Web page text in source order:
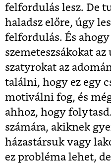
felfordulás lesz. De
haladsz előre, úgy
felfordulás. És
szemeteszsákokat
szatyrokat az
találni, hogy ez egy
motiválni fog, és
ahhoz, hogy
számára, akiknek
házastársuk vagy
ez probléma lehet,